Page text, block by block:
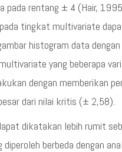
pada rentang ± 4 (Hair,
tingkat multivariate
histogram data
yang beberapa
dengan memberikan
dari nilai kritis (± 2,58).
dikatakan lebih rumit
berbeda dengan